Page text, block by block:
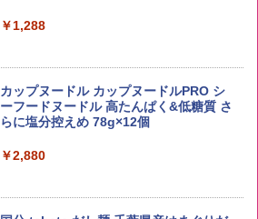
【在庫処分価格】ももたろう印 無洗米 5
kg 業務用 お米マイスターブレンド
￥2,680
by Amazon 新潟県産 新潟のお米 無洗米
5kg
角ハイボール 350ml×24本 サントリー ウ
イスキー ハイボール 缶
トリスウイスキー 4000ml サントリー 大
￥1,288
カップヌードル カップヌードルPRO シ
ーフードヌードル 高たんぱく&低糖質 さ
らに塩分控えめ 78g×12個
￥2,880